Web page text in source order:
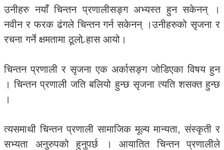
उनीहरु नयाँ चिन्तन प्रणालीसङ्ग अभ्यस्त हुन सकेनन् ।
नवीन र फरक ढंगले चिन्तन गर्न सकेनन् ।उनीहरुको सृजना र
रचना गर्ने क्षमतामा ठूलो र्‍हास आयो।
चिन्तन प्रणाली र सृजना एक अर्कासङ्ग जोडिएका विषय हुन
। चिन्तन प्रणाली जति बलियो हुन्छ सृजना त्यति शसक्त हुन्छ
।
त्यसमाथी चिन्तन प्रणाली सामाजिक मूल्य मान्यता, संस्कृती र
सभ्यता अनुरुपको हुनुपर्छ । आयातित चिन्तन प्रणालीले